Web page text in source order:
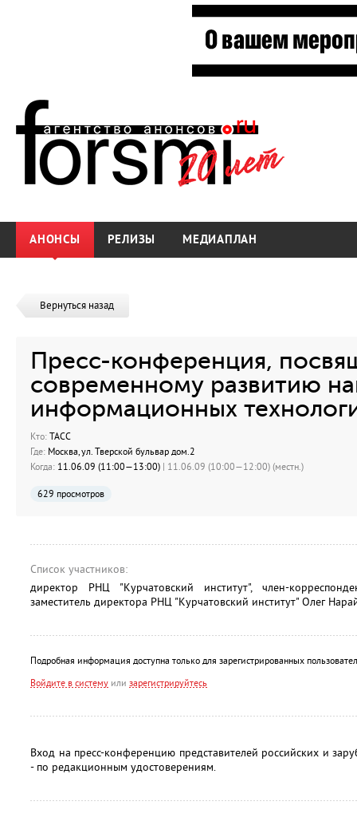
АНОНСЫ РЕЛИЗЫ МЕДИАПЛАН
Вернуться назад
Пресс-конференция,
современному развитию
информационных
Кто: ТАСС
Где: Москва, ул. Тверской бульвар дом.2
Когда: 11.06.09 (11:00—13:00) | 11.06.09 (10:00—12:00) (местн.)
629 просмотров
Список участников:
директор РНЦ "Курчатовский институт", член-
заместитель директора РНЦ "Курчатовский институт" Олег
Подробная информация доступна только для зарегистрированных
Войдите в систему или зарегистрируйтесь
Вход на пресс-конференцию представителей российских и
- по редакционным удостоверениям.